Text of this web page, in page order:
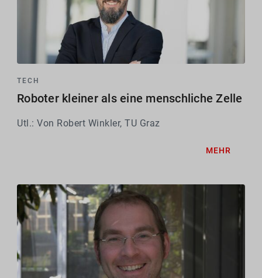
TECH
Roboter kleiner als eine menschliche Zelle
Utl.: Von Robert Winkler, TU Graz
MEHR